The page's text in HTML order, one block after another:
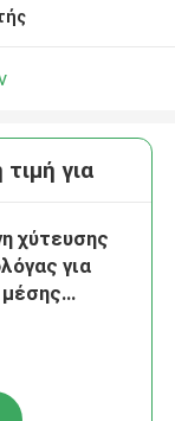
για
χύτευσης
για